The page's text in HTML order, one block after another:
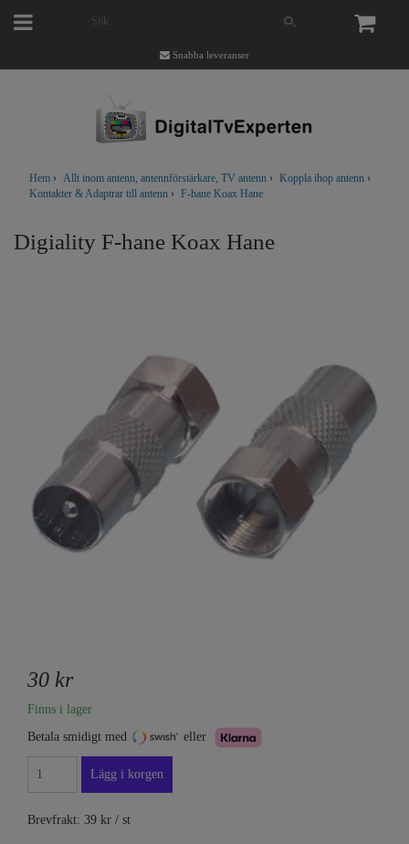
Snabba leveranser
Hem › Allt inom antenn, antennförstärkare, TV antenn › Koppla ihop antenn ›
Kontakter & Adaptrar till antenn › F-hane Koax Hane
Digiality F-hane Koax Hane
30 kr
Finns i lager
Betala smidigt med
eller
Brevfrakt: 39 kr / st